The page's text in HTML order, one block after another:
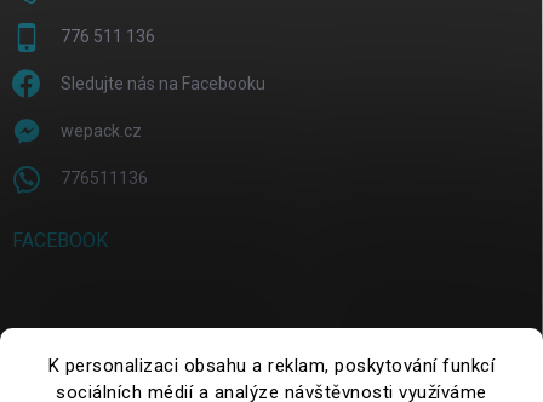
K personalizaci obsahu a reklam, poskytování funkcí
sociálních médií a analýze návštěvnosti využíváme
776 511 136
Sledujte nás na Facebooku
wepack.cz
776511136
FACEBOOK